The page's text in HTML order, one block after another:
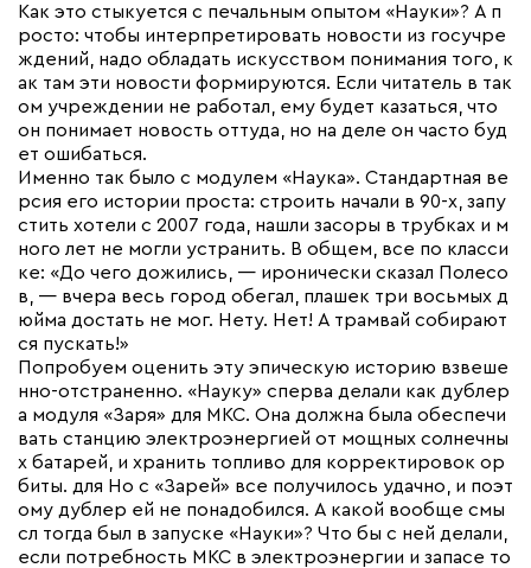
Как это стыкуется с печальным опытом «Науки»? А п
росто: чтобы интерпретировать новости из госучре
ждений, надо обладать искусством понимания того, к
ак там эти новости формируются. Если читатель в так
ом учреждении не работал, ему будет казаться, что
он понимает новость оттуда, но на деле он часто буд
ет ошибаться.
Именно так было с модулем «Наука». Стандартная ве
рсия его истории проста: строить начали в 90-х, запу
стить хотели с 2007 года, нашли засоры в трубках и м
ного лет не могли устранить. В общем, все по класси
ке: «До чего дожились, — иронически сказал Полесо
в, — вчера весь город обегал, плашек три восьмых д
юйма достать не мог. Нету. Нет! А трамвай собирают
ся пускать!»
Попробуем оценить эту эпическую историю взвеше
нно-отстраненно. «Науку» сперва делали как дублер
а модуля «Заря» для МКС. Она должна была обеспечи
вать станцию электроэнергией от мощных солнечны
х батарей, и хранить топливо для корректировок ор
биты. для Но с «Зарей» все получилось удачно, и поэт
ому дублер ей не понадобился. А какой вообще смы
сл тогда был в запуске «Науки»? Что бы с ней делали,
если потребность МКС в электроэнергии и запасе то